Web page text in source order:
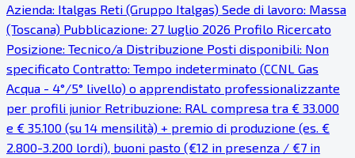
Azienda: Italgas Reti (Gruppo Italgas) Sede di lavoro: Massa
(Toscana) Pubblicazione: 27 luglio 2026 Profilo Ricercato
Posizione: Tecnico/a Distribuzione Posti disponibili: Non
specificato Contratto: Tempo indeterminato (CCNL Gas
Acqua - 4°/5° livello) o apprendistato professionalizzante
per profili junior Retribuzione: RAL compresa tra € 33.000
e € 35.100 (su 14 mensilità) + premio di produzione (es. €
2.800-3.200 lordi), buoni pasto (€12 in presenza / €7 in